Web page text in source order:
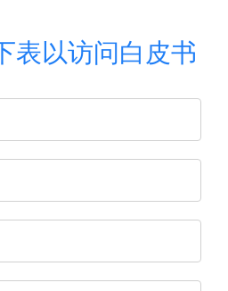
表以访问白皮书